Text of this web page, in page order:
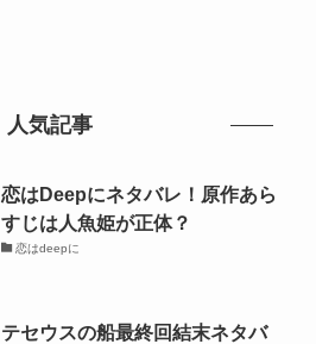
人気記事
恋はDeepにネタバレ！原作あら
すじは人魚姫が正体？
恋はdeepに
テセウスの船最終回結末ネタバ